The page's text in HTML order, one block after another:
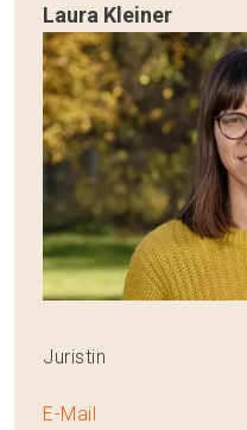
Laura Kleiner
Juristin
E-Mail